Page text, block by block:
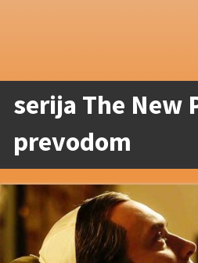
serija The New
prevodom